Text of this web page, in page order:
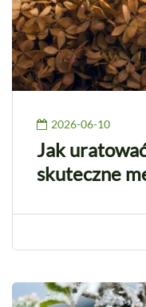
2026-06-10
Jak
skuteczne